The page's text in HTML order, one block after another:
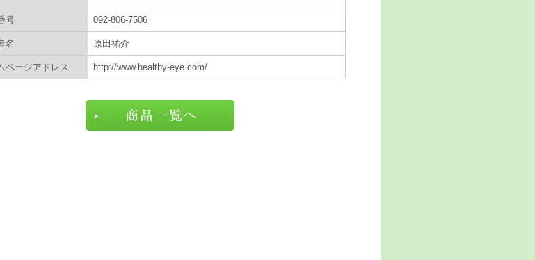
号 092-806-7506
名 原田祐介
ページアドレス http://www.healthy-eye.com/